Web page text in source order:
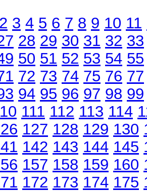
2 3 4 5 6 7 8 9 10 11
28 29 30 31 32 33
50 51 52 53 54 55
72 73 74 75 76 77
94 95 96 97 98 99
111 112 113 114
127 128 129 130
142 143 144 145
157 158 159 160
172 173 174 175